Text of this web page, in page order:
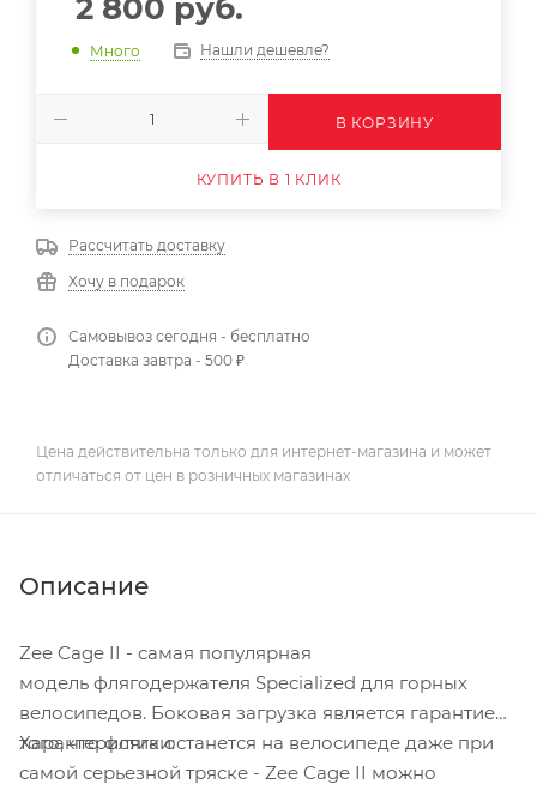
2 800 руб.
Много Нашли дешевле?
В КОРЗИНУ
КУПИТЬ В 1 КЛИК
Рассчитать доставку
Хочу в подарок
Самовывоз сегодня - бесплатно
Доставка завтра - 500 ₽
Цена действительна только для интернет-магазина и может
отличаться от цен в розничных магазинах
Описание
Zee Cage II - самая популярная
модель флягодержателя Specialized для горных
велосипедов. Боковая загрузка является гарантией
того, что фляга останется на велосипеде даже при
самой серьезной тряске - Zee Cage II можно
Характеристики: